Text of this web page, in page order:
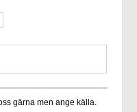
gärna men ange källa.